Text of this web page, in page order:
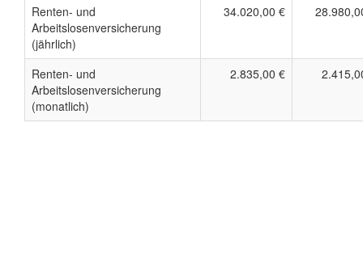
Renten- und
Arbeitslosenversicherung
(jährlich)
34.020,00 €
Renten- und
Arbeitslosenversicherung
(monatlich)
2.835,00 €